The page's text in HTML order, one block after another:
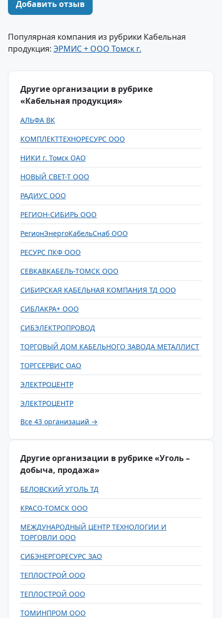
Добавить отзыв
Популярная компания из рубрики Кабельная
продукция: ЭРМИС + ООО Томск г.
Другие организации в рубрике
«Кабельная продукция»
АЛЬФА ВК
КОМПЛЕКТТЕХНОРЕСУРС ООО
НИКИ г. Томск ОАО
НОВЫЙ СВЕТ-Т ООО
РАДИУС ООО
РЕГИОН-СИБИРЬ ООО
РегионЭнергоКабельСнаб ООО
РЕСУРС ПКФ ООО
СЕВКАВКАБЕЛЬ-ТОМСК ООО
СИБИРСКАЯ КАБЕЛЬНАЯ КОМПАНИЯ ТД ООО
СИБЛАКРА+ ООО
СИБЭЛЕКТРОПРОВОД
ТОРГОВЫЙ ДОМ КАБЕЛЬНОГО ЗАВОДА МЕТАЛЛИСТ
ТОРГСЕРВИС ОАО
ЭЛЕКТРОЦЕНТР
ЭЛЕКТРОЦЕНТР
Все 43 организаций →
Другие организации в рубрике «Уголь –
добыча, продажа»
БЕЛОВСКИЙ УГОЛЬ ТД
КРАСО-ТОМСК ООО
МЕЖДУНАРОДНЫЙ ЦЕНТР ТЕХНОЛОГИИ И
ТОРГОВЛИ ООО
СИБЭНЕРГОРЕСУРС ЗАО
ТЕПЛОСТРОЙ ООО
ТЕПЛОСТРОЙ ООО
ТОМИНПРОМ ООО